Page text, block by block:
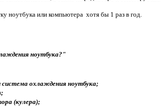
ноутбука или компьютера хотя бы 1 раз в год.
ноутбука?"
охлаждения ноутбука;
(кулера);